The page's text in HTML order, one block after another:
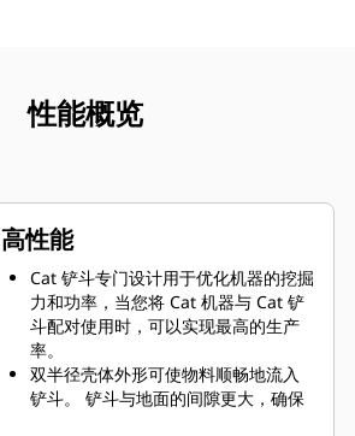
性能概览
高性能
Cat 铲斗专门设计用于优化机器的挖掘
力和功率，当您将 Cat 机器与 Cat 铲
斗配对使用时，可以实现最高的生产
率。
双半径壳体外形可使物料顺畅地流入
铲斗。 铲斗与地面的间隙更大，确保